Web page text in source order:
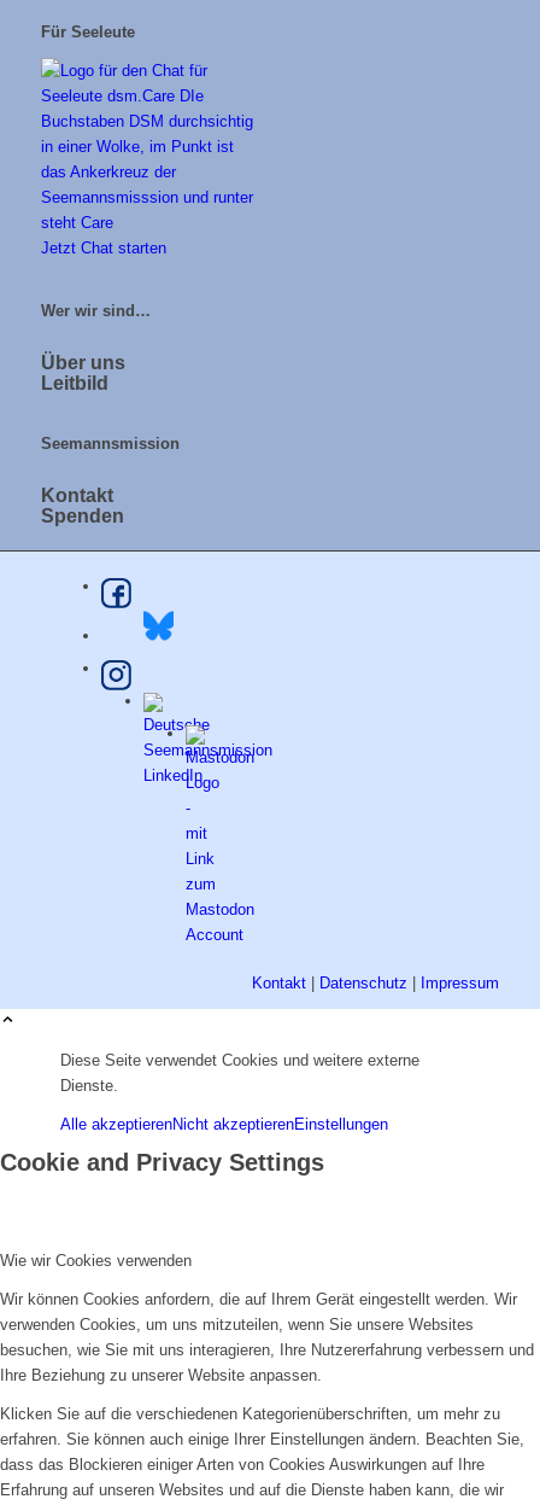
Für Seeleute
Jetzt Chat starten
Wer wir sind…
Über uns
Leitbild
Seemannsmission
Kontakt
Spenden
Kontakt Datenschutz Impressum
Diese Seite verwendet Cookies und weitere externe
Dienste.
Alle akzeptierenNicht akzeptierenEinstellungen
Cookie and Privacy Settings
Wie wir Cookies verwenden
Wir können Cookies anfordern, die auf Ihrem Gerät eingestellt werden. Wir
verwenden Cookies, um uns mitzuteilen, wenn Sie unsere Websites
besuchen, wie Sie mit uns interagieren, Ihre Nutzererfahrung verbessern und
Ihre Beziehung zu unserer Website anpassen.
Klicken Sie auf die verschiedenen Kategorienüberschriften, um mehr zu
erfahren. Sie können auch einige Ihrer Einstellungen ändern. Beachten Sie,
dass das Blockieren einiger Arten von Cookies Auswirkungen auf Ihre
Erfahrung auf unseren Websites und auf die Dienste haben kann, die wir